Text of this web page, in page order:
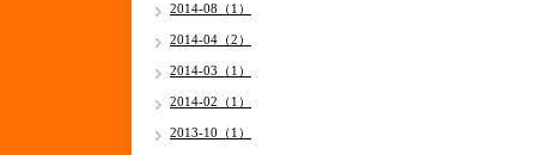
2014-08（1）
2014-04（2）
2014-03（1）
2014-02（1）
2013-10（1）